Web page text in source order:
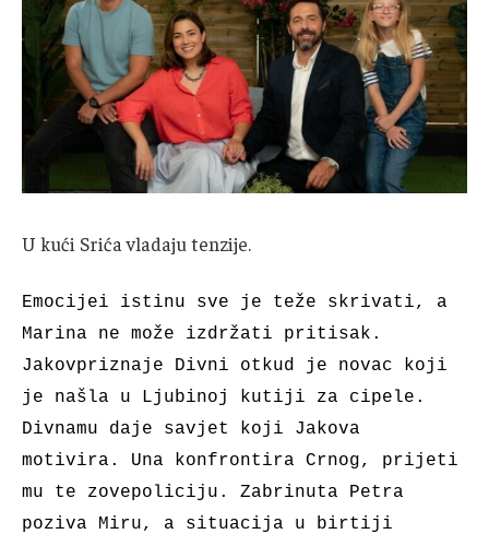
U kući Srića vladaju tenzije.
Emocijei istinu sve je teže skrivati, a
Marina ne može izdržati pritisak.
Jakovpriznaje Divni otkud je novac koji
je našla u Ljubinoj kutiji za cipele.
Divnamu daje savjet koji Jakova
motivira. Una konfrontira Crnog, prijeti
mu te zovepoliciju. Zabrinuta Petra
poziva Miru, a situacija u birtiji